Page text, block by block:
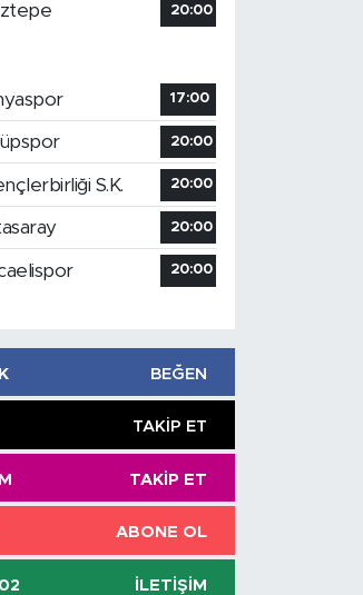
20:00
17:00
20:00
S.K. 20:00
20:00
20:00
BEĞEN
TAKIP ET
TAKIP ET
ABONE OL
İLETIŞIM